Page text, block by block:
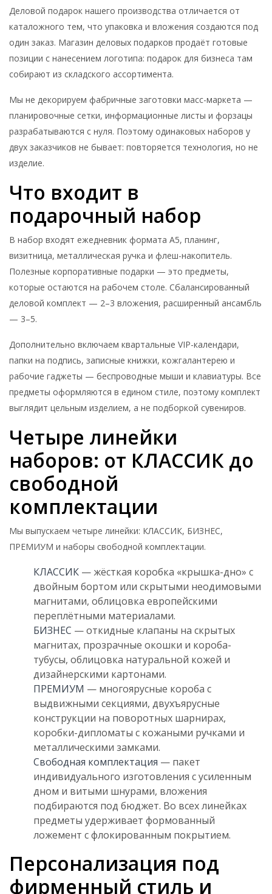
Деловой подарок нашего производства отличается от
каталожного тем, что упаковка и вложения создаются под
один заказ. Магазин деловых подарков продаёт готовые
позиции с нанесением логотипа: подарок для бизнеса там
собирают из складского ассортимента.
Мы не декорируем фабричные заготовки масс-маркета —
планировочные сетки, информационные листы и форзацы
разрабатываются с нуля. Поэтому одинаковых наборов у
двух заказчиков не бывает: повторяется технология, но не
изделие.
Что входит в
подарочный набор
В набор входят ежедневник формата А5, планинг,
визитница, металлическая ручка и флеш-накопитель.
Полезные корпоративные подарки — это предметы,
которые остаются на рабочем столе. Сбалансированный
деловой комплект — 2–3 вложения, расширенный ансамбль
— 3–5.
Дополнительно включаем квартальные VIP-календари,
папки на подпись, записные книжки, кожгалантерею и
рабочие гаджеты — беспроводные мыши и клавиатуры. Все
предметы оформляются в едином стиле, поэтому комплект
выглядит цельным изделием, а не подборкой сувениров.
Четыре линейки
наборов: от КЛАССИК до
свободной
комплектации
Мы выпускаем четыре линейки: КЛАССИК, БИЗНЕС,
ПРЕМИУМ и наборы свободной комплектации.
КЛАССИК — жёсткая коробка «крышка-дно» с
двойным бортом или скрытыми неодимовыми
магнитами, облицовка европейскими
переплётными материалами.
БИЗНЕС — откидные клапаны на скрытых
магнитах, прозрачные окошки и короба-
тубусы, облицовка натуральной кожей и
дизайнерскими картонами.
ПРЕМИУМ — многоярусные короба с
выдвижными секциями, двухъярусные
конструкции на поворотных шарнирах,
коробки-дипломаты с кожаными ручками и
металлическими замками.
Свободная комплектация — пакет
индивидуального изготовления с усиленным
дном и витыми шнурами, вложения
подбираются под бюджет. Во всех линейках
предметы удерживает формованный
ложемент с флокированным покрытием.
Персонализация под
фирменный стиль и